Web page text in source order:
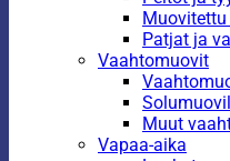
Patjat ja
Vaahtomuovit
Muut
Vapaa-aika